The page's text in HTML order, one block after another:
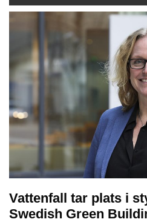
Vattenfall tar plats i
Swedish Green